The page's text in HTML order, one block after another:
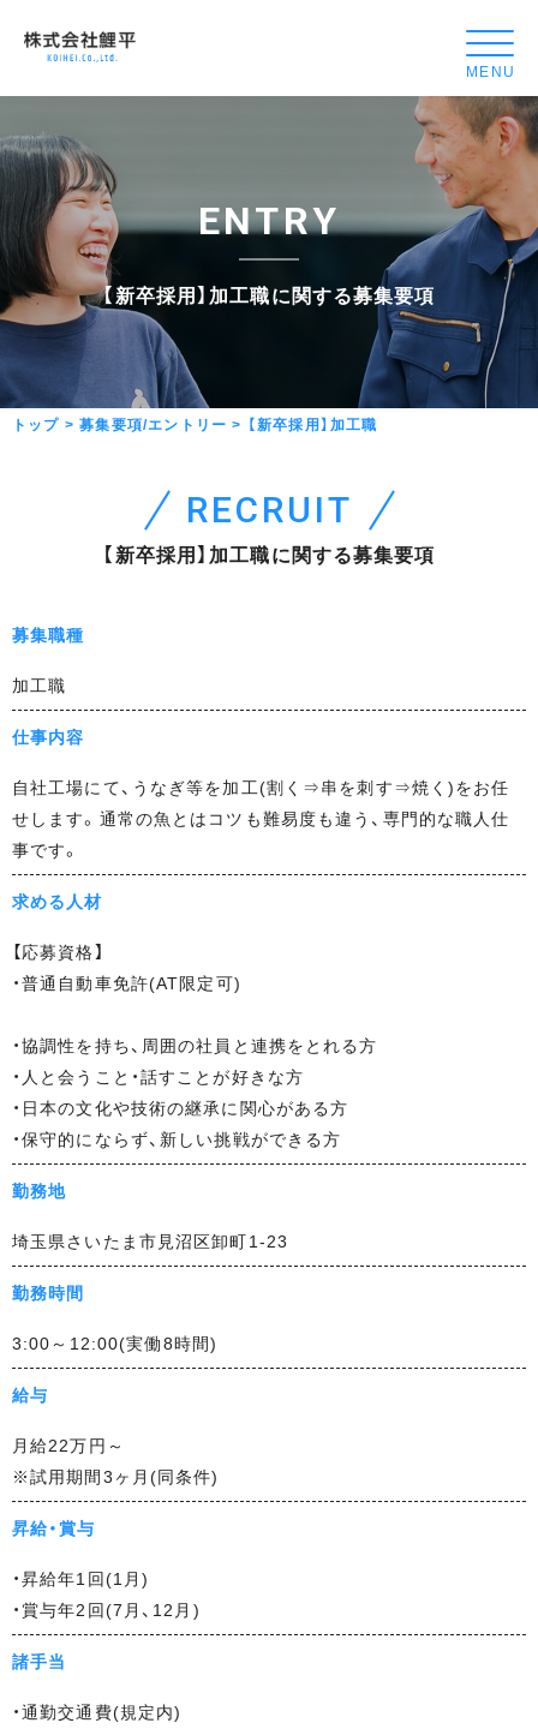
【新
採
加
職
-
株
式
鯉
平
サ
ト
株
式
会
社
鯉
平
リ
ル
ー
サ
イ
ト
ENTRY
【新卒採用】 加工職に関する募集要項
トップ > 募集要項/エントリー > 【新卒採用】加工職
RECRU IT
【新卒採用】 加工職に関する募集要項
募集職種
加工職
仕事内容
自社工場にて、うなぎ等を加工(割く⇒串を刺す⇒焼く)をお任
せします。通常の魚とはコツも難易度も違う、専門的な職人仕
事です。
求める人材
【応募資格】
・普通自動車免許(AT限定可)
・協調性を持ち、周囲の社員と連携をとれる方
・人と会うこと・話すことが好きな方
・日本の文化や技術の継承に関心がある方
・保守的にならず、新しい挑戦ができる方
勤務地
埼玉県さいたま市見沼区卸町1-23
勤務時間
3:00～12:00(実働8時間)
給与
月給22万円～
※試用期間3ヶ月(同条件)
昇給・賞与
・昇給年1回(1月)
・賞与年2回(7月、12月)
諸手当
・通勤交通費(規定内)